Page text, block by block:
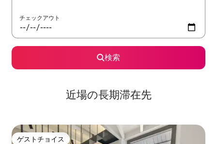
チェックアウト
検索
近場の長期滞在先
ゲストチョイス